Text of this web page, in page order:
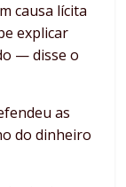
causa lícita
explicar
— disse o
as
do dinheiro